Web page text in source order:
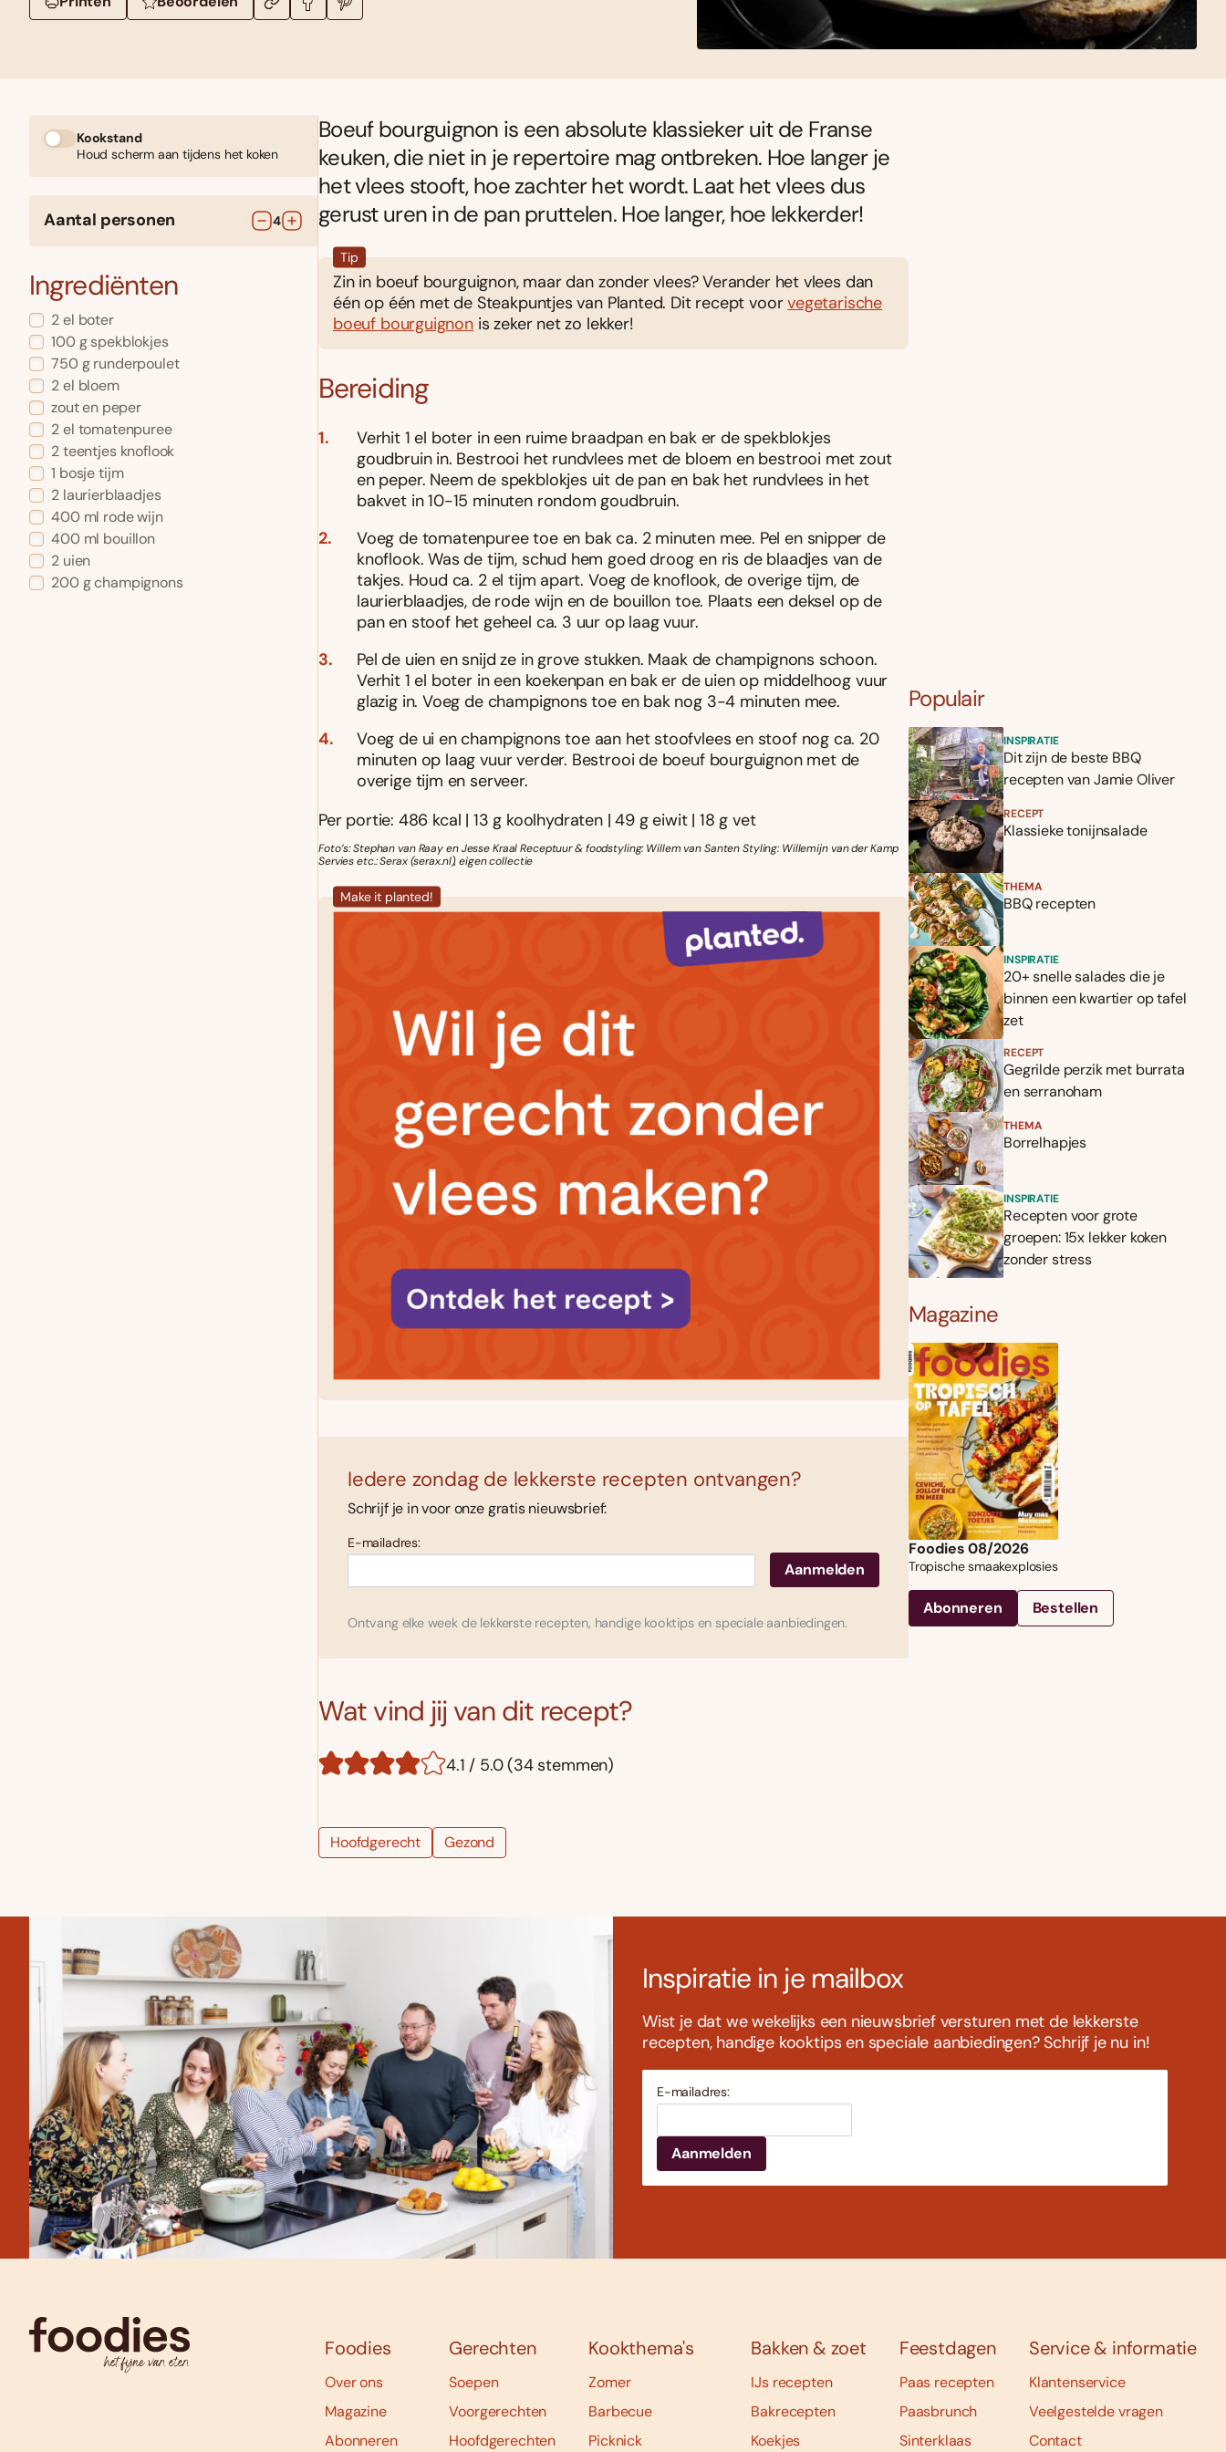
Kookstand
Houd scherm aan tijdens het koken
Aantal personen 4
Ingrediënten
2el boter
100 g spekblokjes
750 g runderpoulet
2el bloem
zout en peper
2el tomatenpuree
2teentjes knoflook
1 bosjetijm
2 laurierblaadjes
400 ml rode wijn
400 ml bouillon
2 uien
200 gchampignons
Boeuf bourguignon is een absolute klassieker uit de Franse
keuken, die niet in je repertoire mag ontbreken. Hoe langer je
het vlees stooft, hoe zachter het wordt. Laat het vlees dus
gerust uren in de pan pruttelen. Hoe langer, hoe lekkerder!
Tip
Zin in boeuf bourguignon, maar dan zonder vlees? Verander het vlees dan
één op één met de Steakpuntjes van Planted. Dit recept voorvegetarische
boeuf bourguignonis zeker net zo lekker!
Bereiding
Verhit 1 el boter in een ruime braadpan en bak er de spekblokjes
goudbruin in. Bestrooi het rundvlees met de bloem en bestrooi met zout
en peper. Neem de spekblokjes uit de pan en bak het rundvlees in het
bakvet in 10-15 minuten rondom goudbruin.
Voeg de tomatenpuree toe en bak ca. 2 minuten mee. Pel en snipper de
knoflook. Was de tijm, schud hem goed droog en ris de blaadjes van de
takjes. Houd ca. 2 el tijm apart. Voeg de knoflook, de overige tijm, de
laurierblaadjes, de rode wijn en de bouillon toe. Plaats een deksel op de
pan en stoof het geheel ca. 3 uur op laag vuur.
Pel de uien en snijd ze in grove stukken. Maak de champignons schoon.
Verhit 1 el boter in een koekenpan en bak er de uien op middelhoog vuur
glazig in. Voeg de champignons toe en bak nog 3-4 minuten mee.
Voeg de ui en champignons toe aan het stoofvlees en stoof nog ca. 20
minuten op laag vuur verder. Bestrooi de boeuf bourguignon met de
overige tijm en serveer.
Per portie: 486 kcal | 13 g koolhydraten | 49 g eiwit | 18 g vet
Foto’s: Stephan van Raay en Jesse Kraal Receptuur & foodstyling: Willem van Santen Styling: Willemijn van der Kamp
Servies etc.: Serax (serax.nl), eigen collectie
Make it planted!
Iedere zondag de lekkerste recepten ontvangen?
Schrijf je in voor onze gratis nieuwsbrief:
E-mailadres:
Ontvang elke week de lekkerste recepten, handige kooktips en speciale aanbiedingen.
Wat vind jij van dit recept?
4.1 / 5.0 (34 stemmen)
Hoofdgerecht Gezond
Populair
INSPIRATIE
Dit zijn de beste BBQ
recepten van Jamie Oliver
RECEPT
Klassieke tonijnsalade
THEMA
BBQ recepten
INSPIRATIE
20+ snelle salades die je
binnen een kwartier op tafel
zet
RECEPT
Gegrilde perzik met burrata
en serranoham
THEMA
Borrelhapjes
INSPIRATIE
Recepten voor grote
groepen: 15x lekker koken
zonder stress
Magazine
Foodies 08/2026
Tropische smaakexplosies
Abonneren Bestellen
Inspiratie in je mailbox
Wist je dat we wekelijks een nieuwsbrief versturen met de lekkerste
recepten, handige kooktips en speciale aanbiedingen? Schrijf je nu in!
E-mailadres:
Foodies
Over ons
Magazine
Abonneren
Gerechten
Soepen
Voorgerechten
Hoofdgerechten
Kookthema's
Zomer
Barbecue
Picknick
Bakken & zoet
IJs recepten
Bakrecepten
Koekjes
Feestdagen
Paas recepten
Paasbrunch
Sinterklaas
Service & informatie
Klantenservice
Veelgestelde vragen
Contact